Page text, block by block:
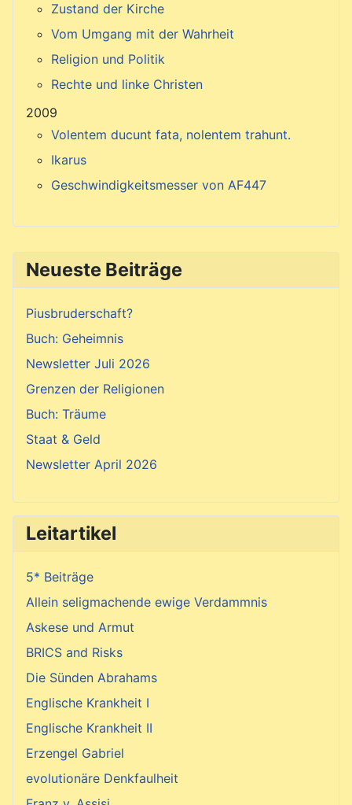
Neueste Beiträge
Piusbruderschaft?
Buch: Geheimnis
Newsletter Juli 2026
Grenzen der Religionen
Buch: Träume
Staat & Geld
Newsletter April 2026
Leitartikel
5* Beiträge
Allein seligmachende ewige Verdammnis
Askese und Armut
BRICS and Risks
Die Sünden Abrahams
Englische Krankheit I
Englische Krankheit II
Erzengel Gabriel
evolutionäre Denkfaulheit
Zustand der Kirche
Vom Umgang mit der Wahrheit
Religion und Politik
Rechte und linke Christen
2009
Volentem ducunt fata, nolentem trahunt.
Ikarus
Geschwindigkeitsmesser von AF447